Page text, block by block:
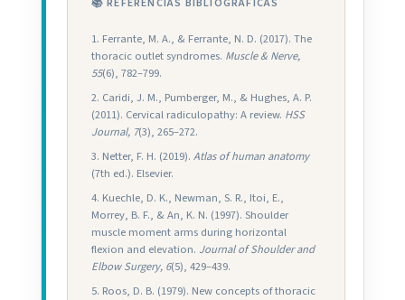
📚 REFERENCIAS BIBLIOGRÁFICAS
Ferrante, M. A., & Ferrante, N. D. (2017). The
thoracic outlet syndromes. Muscle & Nerve,
55(6), 782–799.
Caridi, J. M., Pumberger, M., & Hughes, A. P.
(2011). Cervical radiculopathy: A review. HSS
Journal, 7(3), 265–272.
Netter, F. H. (2019). Atlas of human anatomy
(7th ed.). Elsevier.
Kuechle, D. K., Newman, S. R., Itoi, E.,
Morrey, B. F., & An, K. N. (1997). Shoulder
muscle moment arms during horizontal
flexion and elevation. Journal of Shoulder and
Elbow Surgery, 6(5), 429–439.
Roos, D. B. (1979). New concepts of thoracic